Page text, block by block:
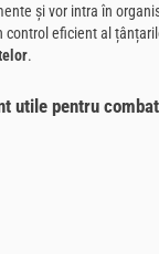
și vor intra în
control eficient al
.
utile pentru